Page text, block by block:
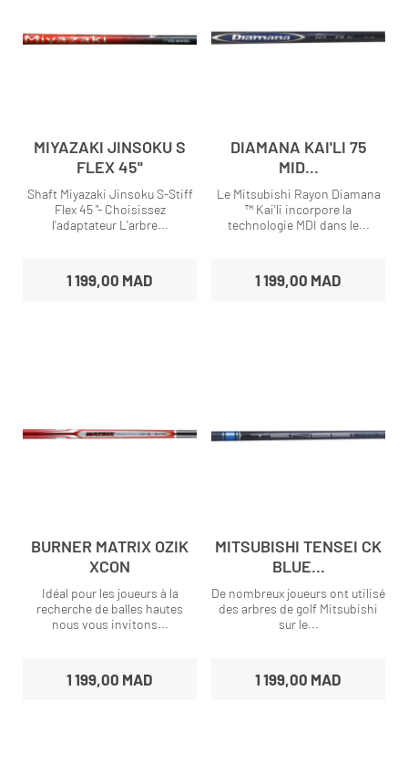
MIYAZAKI JINSOKU S
FLEX 45''
Shaft Miyazaki Jinsoku S-Stiff
Flex 45 "- Choisissez
l'adaptateur L'arbre...
1 199,00 MAD
DIAMANA KAI'LI 75
MID...
Le Mitsubishi Rayon Diamana
™ Kai'li incorpore la
technologie MDI dans le...
1 199,00 MAD
BURNER MATRIX OZIK
XCON
Idéal pour les joueurs à la
recherche de balles hautes
nous vous invitons...
1 199,00 MAD
MITSUBISHI TENSEI CK
BLUE...
De nombreux joueurs ont utilisé
des arbres de golf Mitsubishi
sur le...
1 199,00 MAD